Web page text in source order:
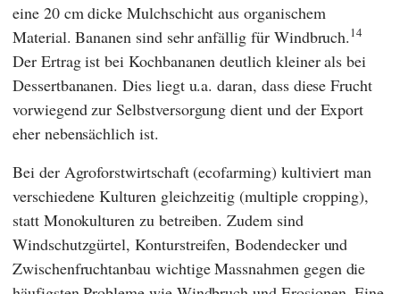
eine 20 cm dicke Mulchschicht aus organischem
Material. Bananen sind sehr anfällig für Windbruch.14
Der Ertrag ist bei Kochbananen deutlich kleiner als bei
Dessertbananen. Dies liegt u.a. daran, dass diese Frucht
vorwiegend zur Selbstversorgung dient und der Export
eher nebensächlich ist.
Bei der Agroforstwirtschaft (ecofarming) kultiviert man
verschiedene Kulturen gleichzeitig (multiple cropping),
statt Monokulturen zu betreiben. Zudem sind
Windschutzgürtel, Konturstreifen, Bodendecker und
Zwischenfruchtanbau wichtige Massnahmen gegen die